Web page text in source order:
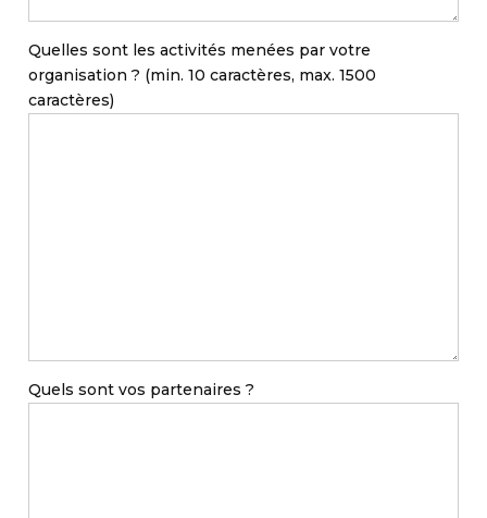
Quelles sont les activités menées par votre
organisation ? (min. 10 caractères, max. 1500
caractères)
Quels sont vos partenaires ?